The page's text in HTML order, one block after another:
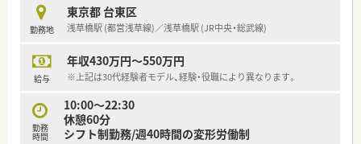
勤務地
東京都 台東区
浅草橋駅 (都営浅草線)／浅草橋駅 (JR中央・総武線)
給与
年収430万円～550万円
※上記は30代経験者モデル、経験・役職により異なります。
勤務
時間
10:00～22:30
休憩60分
シフト制勤務/週40時間の変形労働制